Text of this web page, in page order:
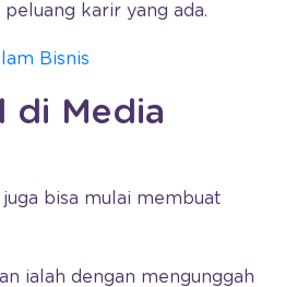
karir yang ada.
Bisnis
di Media
bisa mulai membuat
ialah dengan mengunggah